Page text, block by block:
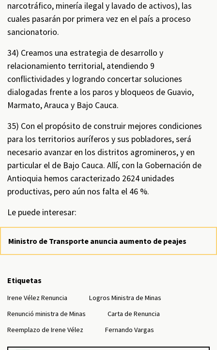
narcotráfico, minería ilegal y lavado de activos), las
cuales pasarán por primera vez en el país a proceso
sancionatorio.
34) Creamos una estrategia de desarrollo y
relacionamiento territorial, atendiendo 9
conflictividades y logrando concertar soluciones
dialogadas frente a los paros y bloqueos de Guavio,
Marmato, Arauca y Bajo Cauca.
35) Con el propósito de construir mejores condiciones
para los territorios auríferos y sus pobladores, será
necesario avanzar en los distritos agromineros, y en
particular el de Bajo Cauca. Allí, con la Gobernación de
Antioquia hemos caracterizado 2624 unidades
productivas, pero aún nos falta el 46 %.
Le puede interesar:
Ministro de Transporte anuncia aumento de peajes
Etiquetas
Irene Vélez Renuncia
Logros Ministra de Minas
Renunció ministra de Minas
Carta de Renuncia
Reemplazo de Irene Vélez
Fernando Vargas